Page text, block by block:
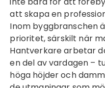
att skapa en
Inom byggbranschen
prioritet, särskilt när
Hantverkare arbetar
en del av vardagen –
höga höjder och